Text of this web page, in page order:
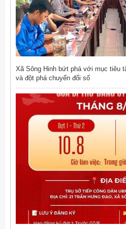
Xã Sông Hinh bứt phá với mục tiêu
và đột phá chuyển đổi số